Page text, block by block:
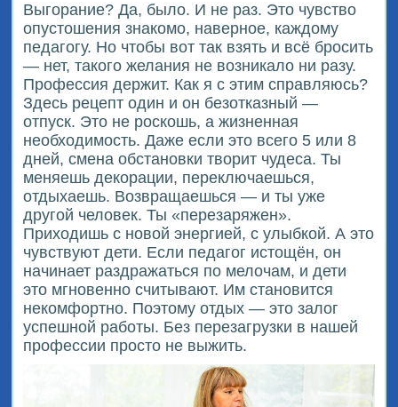
Выгорание? Да, было. И не раз. Это чувство
опустошения знакомо, наверное, каждому
педагогу. Но чтобы вот так взять и всё бросить
— нет, такого желания не возникало ни разу.
Профессия держит. Как я с этим справляюсь?
Здесь рецепт один и он безотказный —
отпуск. Это не роскошь, а жизненная
необходимость. Даже если это всего 5 или 8
дней, смена обстановки творит чудеса. Ты
меняешь декорации, переключаешься,
отдыхаешь. Возвращаешься — и ты уже
другой человек. Ты «перезаряжен».
Приходишь с новой энергией, с улыбкой. А это
чувствуют дети. Если педагог истощён, он
начинает раздражаться по мелочам, и дети
это мгновенно считывают. Им становится
некомфортно. Поэтому отдых — это залог
успешной работы. Без перезагрузки в нашей
профессии просто не выжить.